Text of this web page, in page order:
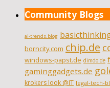
Community Blogs
ai-trends.blog
borncity.com chip.de
windows-papst.de dimdo.de
gaminggadgets.de
krokers look @IT legal-tech-